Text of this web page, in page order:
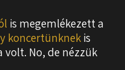
is megemlékezett a
koncertünknek is
No, de nézzük